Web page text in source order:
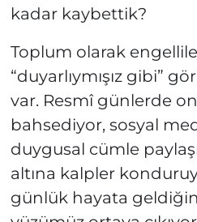
kadar kaybettik?
Toplum olarak
“duyarlıymışız gibi”
var. Resmî günlerde
bahsediyor, sosyal
duygusal cümle
altına kalpler
günlük hayata